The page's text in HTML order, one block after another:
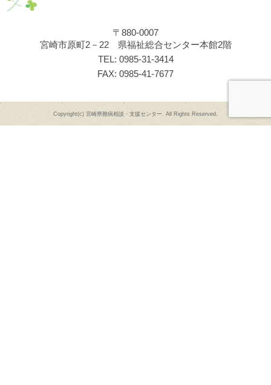
〒880-0007
宮崎市原町2－22 県福祉総合センター本館2階
TEL: 0985-31-3414
FAX: 0985-41-7677
Copyright(c) 宮崎県難病相談・支援センター. All Rights Reserved.